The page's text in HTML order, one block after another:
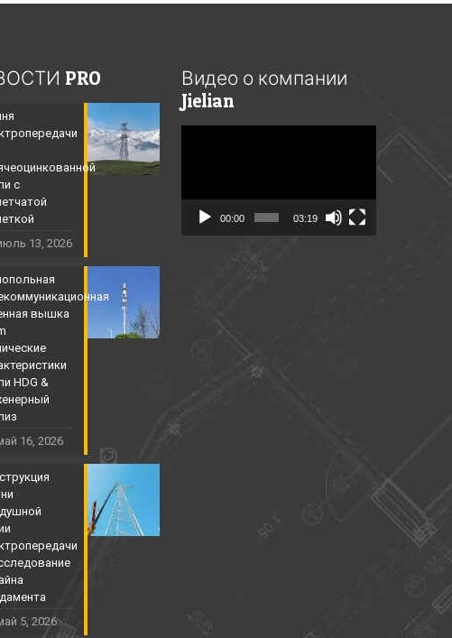
PRO
с
13, 2026
вышка
HDG &
16, 2026
5, 2026
Видео о компании
Jielian
00:00 03:19